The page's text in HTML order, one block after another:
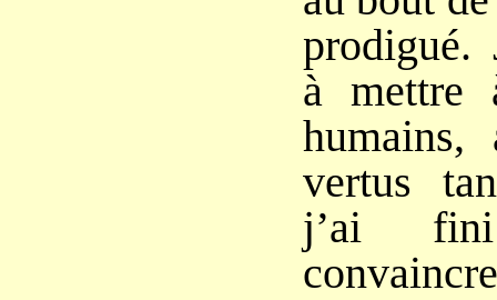
prodigué.
à mettre
vertus
j’ai